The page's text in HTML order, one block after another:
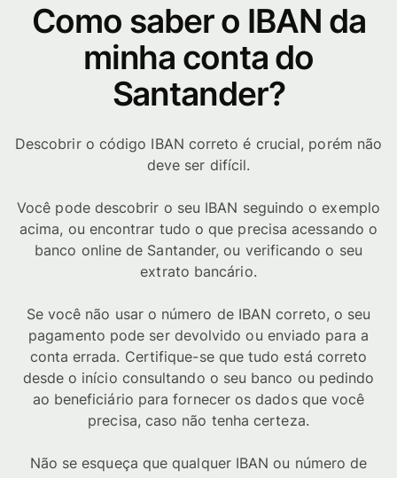
Como saber o IBAN da
minha conta do
Santander?
Descobrir o código IBAN correto é crucial, porém não
deve ser difícil.
Você pode descobrir o seu IBAN seguindo o exemplo
acima, ou encontrar tudo o que precisa acessando o
banco online de Santander, ou verificando o seu
extrato bancário.
Se você não usar o número de IBAN correto, o seu
pagamento pode ser devolvido ou enviado para a
conta errada. Certifique-se que tudo está correto
desde o início consultando o seu banco ou pedindo
ao beneficiário para fornecer os dados que você
precisa, caso não tenha certeza.
Não se esqueça que qualquer IBAN ou número de